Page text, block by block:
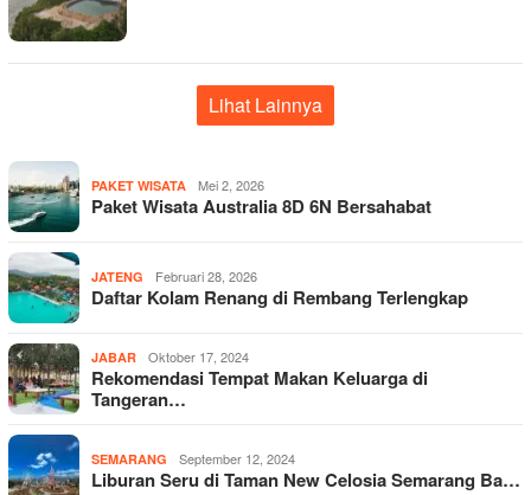
Lihat Lainnya
PAKET WISATA Mei 2, 2026
Paket Wisata Australia 8D 6N Bersahabat
JATENG Februari 28, 2026
Daftar Kolam Renang di Rembang Terlengkap
JABAR Oktober 17, 2024
Rekomendasi Tempat Makan Keluarga di
Tangeran…
SEMARANG September 12, 2024
Liburan Seru di Taman New Celosia Semarang Ba…